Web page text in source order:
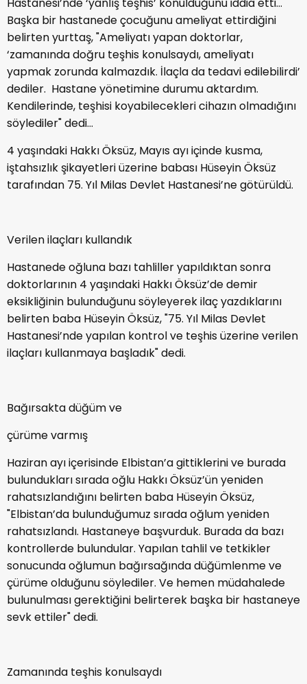
Başka bir hastanede çocuğunu ameliyat ettirdiğini
belirten yurttaş, "Ameliyatı yapan doktorlar,
‘zamanında doğru teşhis konulsaydı, ameliyatı
yapmak zorunda kalmazdık. İlaçla da tedavi edilebilirdi’
dediler. Hastane yönetimine durumu aktardım.
Kendilerinde, teşhisi koyabilecekleri cihazın olmadığını
söylediler" dedi…
4 yaşındaki Hakkı Öksüz, Mayıs ayı içinde kusma,
iştahsızlık şikayetleri üzerine babası Hüseyin Öksüz
tarafından 75. Yıl Milas Devlet Hastanesi’ne götürüldü.
Verilen ilaçları kullandık
Hastanede oğluna bazı tahliller yapıldıktan sonra
doktorlarının 4 yaşındaki Hakkı Öksüz’de demir
eksikliğinin bulunduğunu söyleyerek ilaç yazdıklarını
belirten baba Hüseyin Öksüz, "75. Yıl Milas Devlet
Hastanesi’nde yapılan kontrol ve teşhis üzerine verilen
ilaçları kullanmaya başladık" dedi.
Bağırsakta düğüm ve
çürüme varmış
Haziran ayı içerisinde Elbistan’a gittiklerini ve burada
bulundukları sırada oğlu Hakkı Öksüz’ün yeniden
rahatsızlandığını belirten baba Hüseyin Öksüz,
"Elbistan’da bulunduğumuz sırada oğlum yeniden
rahatsızlandı. Hastaneye başvurduk. Burada da bazı
kontrollerde bulundular. Yapılan tahlil ve tetkikler
sonucunda oğlumun bağırsağında düğümlenme ve
çürüme olduğunu söylediler. Ve hemen müdahalede
bulunulması gerektiğini belirterek başka bir hastaneye
sevk ettiler" dedi.
Zamanında teşhis konulsaydı